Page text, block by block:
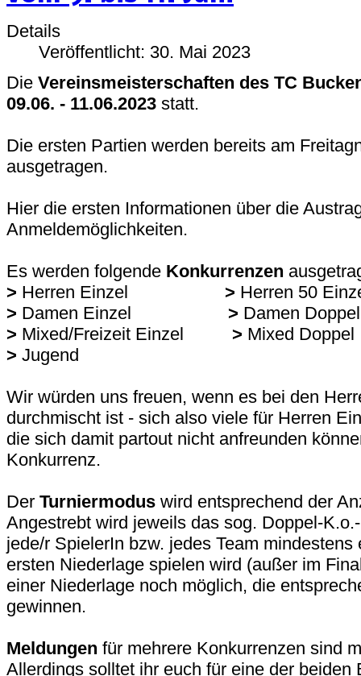
Details
Veröffentlicht: 30. Mai 2023
Die Vereinsmeisterschaften des TC
09.06. - 11.06.2023 statt.
Die ersten Partien werden bereits am
ausgetragen.
Hier die ersten Informationen über die
Anmeldemöglichkeiten.
Es werden folgende Konkurrenzen
> Herren Einzel > Herren 50
> Damen Einzel > Damen Doppel
> Mixed/Freizeit Einzel > Mixed Doppel
> Jugend
Wir würden uns freuen, wenn es bei den
durchmischt ist - sich also viele für Herren
die sich damit partout nicht anfreunden
Konkurrenz.
Der Turniermodus wird entsprechend der
Angestrebt wird jeweils das sog. Doppel-
jede/r SpielerIn bzw. jedes Team
ersten Niederlage spielen wird (außer im
einer Niederlage noch möglich, die
gewinnen.
Meldungen für mehrere Konkurrenzen sind
Allerdings solltet ihr euch für eine der beiden